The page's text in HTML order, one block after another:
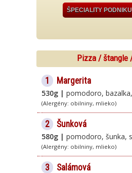
ŠPECIALITY PODNIKU
Pizza / štangle
1 Margerita
530g | pomodoro,
(Alergény: obilniny, mlieko)
2 Šunková
580g | pomodoro, šunka,
(Alergény: obilniny, mlieko)
3 Salámová